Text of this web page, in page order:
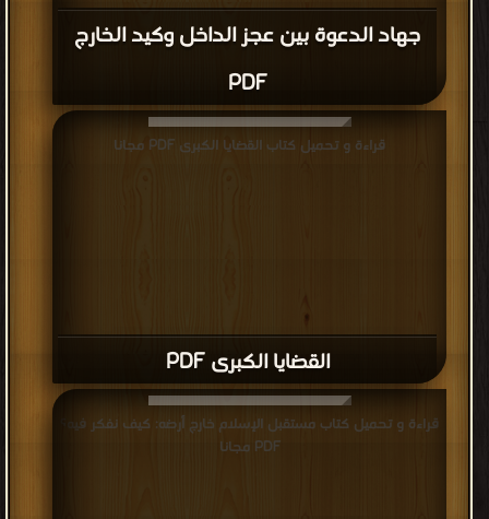
جهاد الدعوة بين عجز الداخل وكيد الخارج
PDF
القضايا الكبرى PDF
قراءة و تحميل كتاب القضايا الكبرى PDF مجانا
قراءة و تحميل كتاب مستقبل الإسلام خارج أرضه: كيف نفكر فيه؟
PDF مجانا